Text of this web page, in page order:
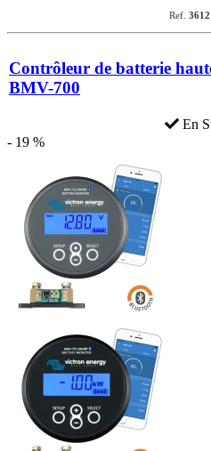
Ref.
Contrôleur de batterie
BMV-700
En
- 19 %